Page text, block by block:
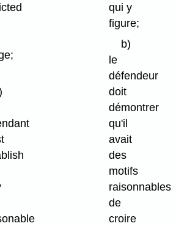
qui y
figure;
b)
le
défendeur
doit
démontrer
qu'il
avait
des
motifs
raisonnables
de
croire